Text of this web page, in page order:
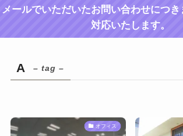
メールでいただいたお問い合わせにつ
対応いたします。
A – tag –
オフィス